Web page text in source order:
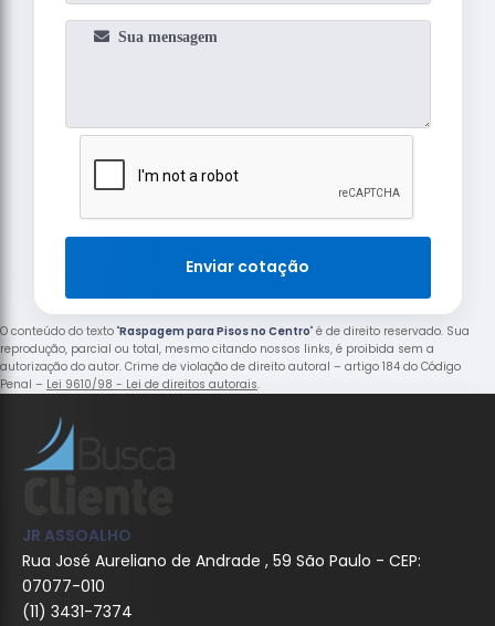
Enviar cotação
O conteúdo do texto "Raspagem para Pisos no Centro" é de direito reservado. Sua
reprodução, parcial ou total, mesmo citando nossos links, é proibida sem a
autorização do autor. Crime de violação de direito autoral – artigo 184 do Código
Penal – Lei 9610/98 - Lei de direitos autorais.
JR ASSOALHO
Rua José Aureliano de Andrade , 59 São Paulo - CEP:
07077-010
(11) 3431-7374